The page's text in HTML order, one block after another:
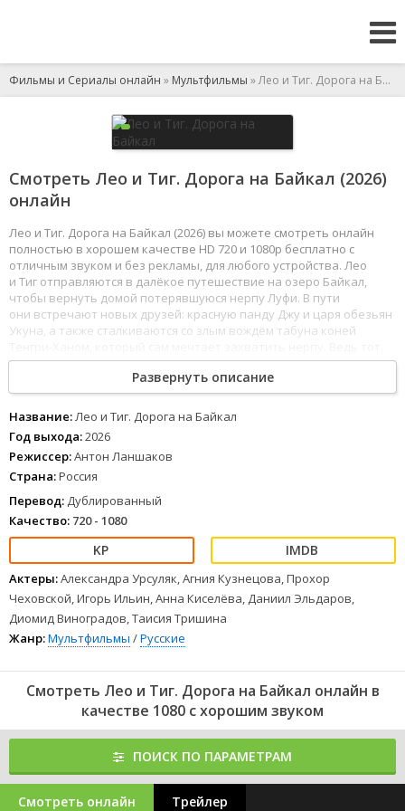
Фильмы и Сериалы онлайн » Мультфильмы » Лео и Тиг. Дорога на Байкал
Смотреть Лео и Тиг. Дорога на Байкал (2026)
онлайн
Лео и Тиг. Дорога на Байкал (2026) вы можете смотреть онлайн
полностью в хорошем качестве HD 720 и 1080p бесплатно с
отличным звуком и без рекламы, для любого устройства. Лео
и Тиг отправляются в далёкое путешествие на озеро Байкал,
чтобы вернуть домой потерявшуюся нерпу Луфи. В пути
они встречают новых друзей: красную панду Джу и царя обезьян
Укуна, а также сталкиваются со злым вождём табуна коней
кто вернёт Луфи, получит в награду выполнение любого желания
от хозяина Байкала - великого дракона Лусуда.
12345 678
Развернуть описание
Название:Лео и Тиг. Дорога на Байкал
Год выхода:2026
Режиссер:Антон Ланшаков
Страна:Россия
Перевод: Дублированный
Качество: 720 - 1080
Актеры:Александра Урсуляк, Агния Кузнецова, Прохор
Чеховской, Игорь Ильин, Анна Киселёва, Даниил Эльдаров,
Диомид Виноградов, Таисия Тришина
Жанр:Мультфильмы /Русские
Смотреть Лео и Тиг. Дорога на Байкал онлайн в
качестве 1080 с хорошим звуком
ПОИСК ПО ПАРАМЕТРАМ
Смотреть онлайн Трейлер